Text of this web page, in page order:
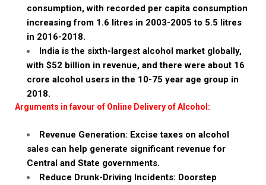
consumption, with recorded per capita consumption
increasing from 1.6 litres in 2003-2005 to 5.5 litres
in 2016-2018.
India is the sixth-largest alcohol market globally,
with $52 billion in revenue, and there were about 16
crore alcohol users in the 10-75 year age group in
2018.
Arguments in favour of Online Delivery of Alcohol:
Revenue Generation: Excise taxes on alcohol
sales can help generate significant revenue for
Central and State governments.
Reduce Drunk-Driving Incidents: Doorstep